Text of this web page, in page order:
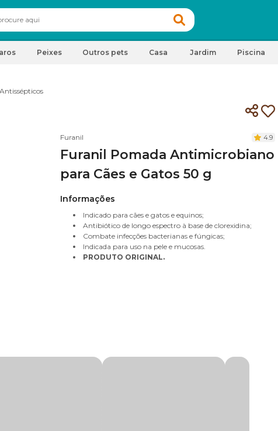
Peixes Outros pets Casa Jardim Piscina
Antissépticos
Furanil 4.9
Furanil Pomada Antimicrobiano
para Cães e Gatos 50 g
Informações
Indicado para cães e gatos e equinos;
Antibiótico de longo espectro à base de clorexidina;
Combate infecções bacterianas e fúngicas;
Indicada para uso na pele e mucosas.
PRODUTO ORIGINAL.